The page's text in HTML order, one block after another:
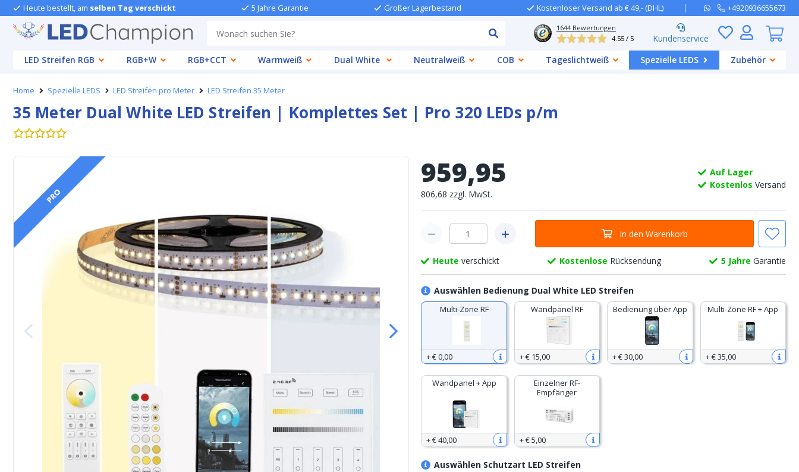
Heute bestellt, am selben Tag verschickt 5 Jahre Garantie Großer Lagerbestand Kostenloser Versand ab € 49,- (DHL) +4920936655673
1644 Bewertungen
4.55 / 5
Kundenservice
LED Streifen RGB
RGB+W RGB+CCT Warmweiß Dual White Neutralweiß COB Tageslichtweiß Spezielle LEDS Zubehör
Home Spezielle LEDS LED Streifen pro Meter LED Streifen 35 Meter
35 Meter Dual White LED Streifen | Komplettes Set | Pro 320 LEDs p/m
PRO
959,95
806,68 zzgl. MwSt.
Auf Lager
Kostenlos Versand
In den Warenkorb
Heute verschickt Kostenlose Rücksendung 5 Jahre Garantie
Auswählen Bedienung Dual White LED Streifen
Multi-Zone RF
+€ 0,00
Wandpanel RF
+€ 15,00
Bedienung über App
+€ 30,00
Multi-Zone RF + App
+€ 35,00
Wandpanel + App
+€ 40,00
Einzelner RF-
Empfänger
+€ 5,00
Auswählen Schutzart LED Streifen